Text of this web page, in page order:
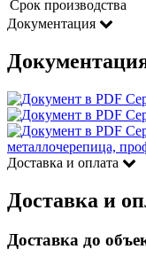
Срок производства
Документация
металлочерепица,
Доставка и оплата
Доставка и
Доставка до